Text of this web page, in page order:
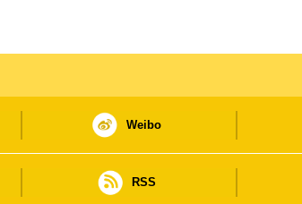
Weibo
RSS